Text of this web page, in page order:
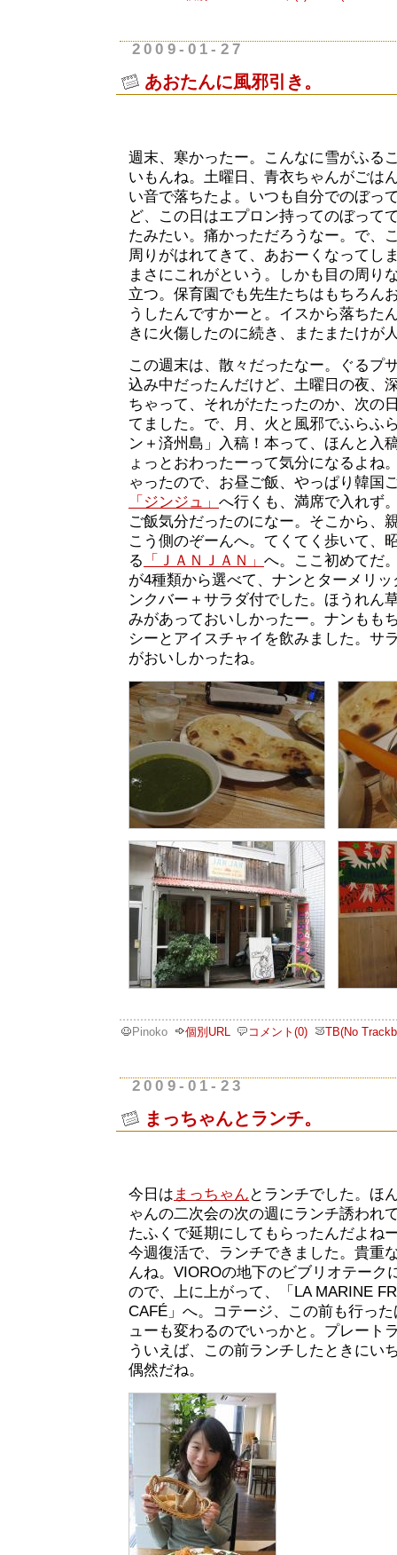
2009-01-27
あおたんに風邪引き。
週末、寒かったー。こんなに雪がふる
いもんね。土曜日、青衣ちゃんがごは
い音で落ちたよ。いつも自分でのぼっ
ど、この日はエプロン持ってのぼって
たみたい。痛かっただろうなー。で、
周りがはれてきて、あおーくなってし
まさにこれがという。しかも目の周り
立つ。保育園でも先生たちはもちろん
うしたんですかーと。イスから落ちた
きに火傷したのに続き、またまたけが
この週末は、散々だったなー。ぐるプ
込み中だったんだけど、土曜日の夜、
ちゃって、それがたたったのか、次の
てました。で、月、火と風邪でふらふ
ン＋済州島」入稿！本って、ほんと入
ょっとおわったーって気分になるよね
ゃったので、お昼ご飯、やっぱり韓国
「ジンジュ」 へ行くも、満席で入れず
ご飯気分だったのになー。そこから、
こう側のぞーんへ。てくてく歩いて、
る
「ＪＡＮＪＡＮ」 へ。ここ初めてだ
が4種類から選べて、ナンとターメリ
ンクバー＋サラダ付でした。ほうれん
みがあっておいしかったー。ナンもも
シーとアイスチャイを飲みました。サ
がおいしかったね。
Pinoko 個別URL コメント(0) TB(No
2009-01-23
まっちゃんとランチ。
今日は まっちゃん とランチでした。ほ
ゃんの二次会の次の週にランチ誘われ
たふくで延期にしてもらったんだよね
今週復活で、ランチできました。貴重
んね。VIOROの地下のビブリオテーク
ので、上に上がって、「LA MARINE
CAFÉ」へ。コテージ、この前も行っ
ューも変わるのでいっかと。プレート
ういえば、この前ランチしたときにい
偶然だね。